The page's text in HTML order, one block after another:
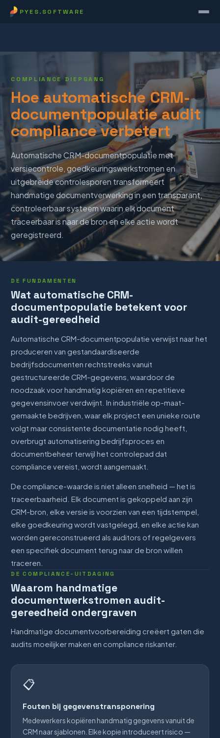
PYES.SOFTWARE
COMPLIANCE DIEPGANG
Hoe automatische CRM-
documentpopulatie audit
compliance verbetert
Automatische CRM-documentpopulatie met
versiecontrole, goedkeuringswerkstromen en
uitgebreide controlesporen transformeert
handmatige documentverwerking in een transparant,
controleerbaar systeem waarin elk document
traceerbaar is naar de bron en elke actie wordt
geregistreerd.
DE FUNDAMENTEN
Wat automatische CRM-
documentpopulatie betekent voor
audit-gereedheid
Automatische CRM-documentpopulatie verwijst naar het
produceren van gestandaardiseerde
bedrijfsdocumenten rechtstreeks vanuit
gestructureerde CRM-gegevens, waardoor de
noodzaak voor handmatig kopiëren en repetitieve
gegevensinvoer verdwijnt. In industriële op-maat-
gemaakte bedrijven, waar elk project een unieke route
volgt maar consistente documentatie nodig heeft,
overbrugt automatisering bedrijfsproces en
documentbeheer terwijl het controlepad dat
compliance vereist, wordt aangemaakt.
De compliance-waarde is niet alleen snelheid — het is
traceerbaarheid. Elk document is gekoppeld aan zijn
CRM-bron, elke versie is voorzien van een tijdstempel,
elke goedkeuring wordt vastgelegd, en elke actie kan
worden gereconstrueerd als auditors of regelgevers
een specifiek document terug naar de bron willen
traceren.
DE COMPLIANCE-UITDAGING
Waarom handmatige
documentwerkstromen audit-
gereedheid ondergraven
Handmatige documentvoorbereiding creëert gaten die
audits moeilijker maken en compliance riskanter.
📋
Fouten bij gegevenstransponering
Medewerkers kopiëren handmatig gegevens vanuit de
CRM naar sjablonen. Elke kopie introduceert risico —